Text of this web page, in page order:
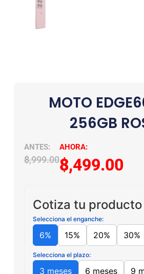
MOTO
256GB
$
8,999.00$
8,499.00
Cotiza tu
Selecciona el enganche:
6% 15% 20% 30%
Selecciona el plazo:
3 meses 6 meses 9